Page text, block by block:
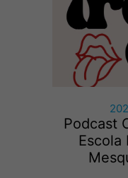
Podcast
Escola